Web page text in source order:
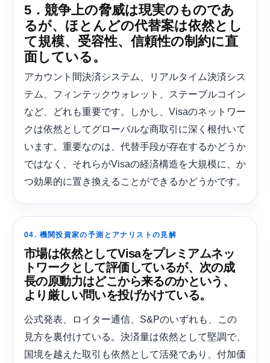
5．競争上の脅威は現実のものであ
るが、ほとんどの代替案は依然とし
て規模、受容性、信頼性の制約に直
面している。
アカウント間決済システム、リアルタイム決済シス
テム、フィンテックウォレット、ステーブルコイン
など、どれも重要です。しかし、Visaのネットワー
クは依然としてグローバルな商取引に深く根付いて
います。重要なのは、代替手段が存在するかどうか
ではなく、それらがVisaの経済構造を大規模に、か
つ効果的に置き換えることができるかどうかです。
04. 機関投資家の予測とアナリストの見解
市場は依然としてVisaをプレミアムネッ
トワークとして評価しているが、次の成
長の原動力はどこから来るのかという、
より厳しい問いを投げかけている。
公式発表、ロイター通信、S&Pのいずれも、この
見方を裏付けている。決済量は依然として堅調で、
国境を越えた取引も依然として活発であり、付加価